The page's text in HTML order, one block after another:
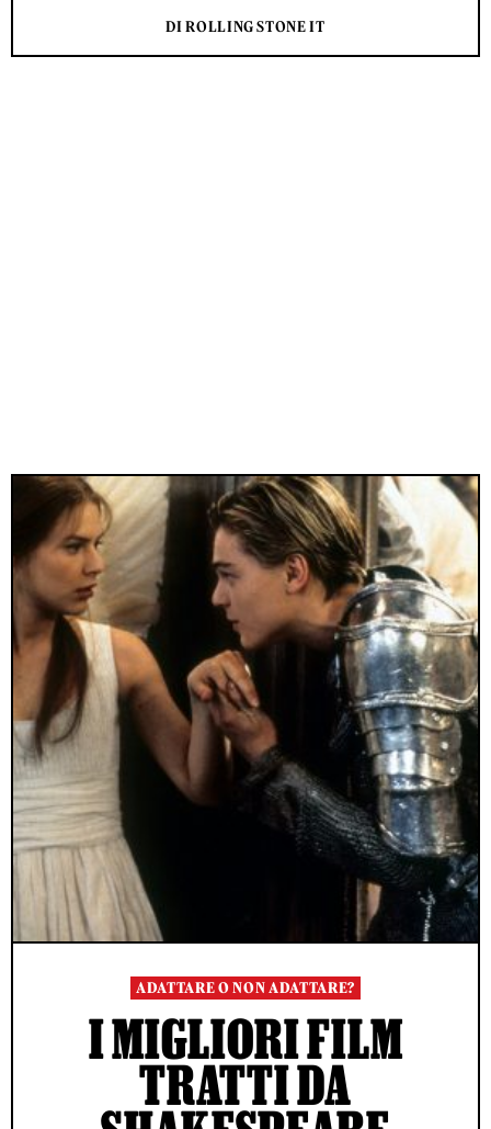
DI ROLLING STONE IT
ADATTARE O NON ADATTARE?
I MIGLIORI FILM
TRATTI DA